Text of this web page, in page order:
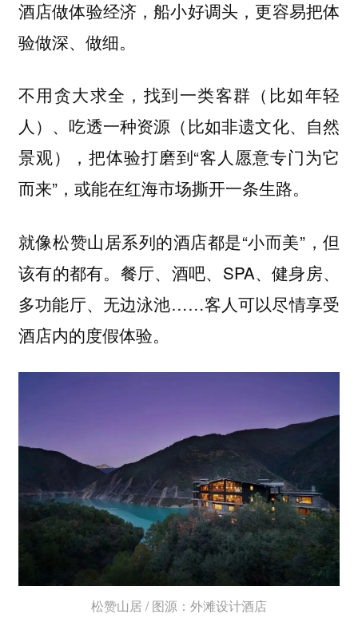
酒店做体验经济，船小好调头，更容易把体
验做深、做细。
不用贪大求全，找到一类客群（比如年轻
人）、吃透一种资源（比如非遗文化、自然
景观），把体验打磨到“客人愿意专门为它
而来”，或能在红海市场撕开一条生路。
就像松赞山居系列的酒店都是“小而美”，但
该有的都有。餐厅、酒吧、SPA、健身房、
多功能厅、无边泳池……客人可以尽情享受
酒店内的度假体验。
松赞山居 / 图源：外滩设计酒店